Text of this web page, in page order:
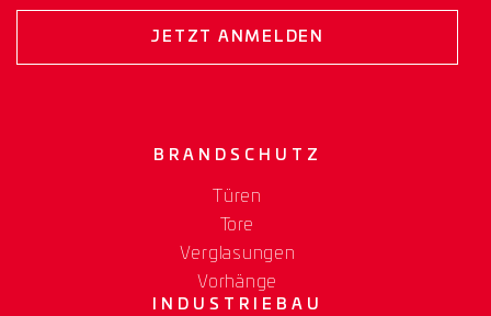
JETZT ANMELDEN
BRANDSCHUTZ
Türen
Tore
Verglasungen
Vorhänge
INDUSTRIEBAU